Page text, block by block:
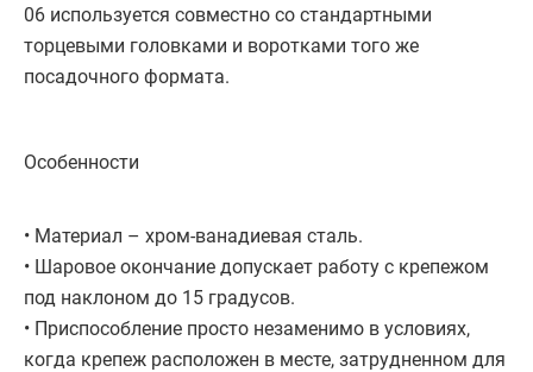
06 используется совместно со стандартными
торцевыми головками и воротками того же
посадочного формата.
Особенности
• Материал – хром-ванадиевая сталь.
• Шаровое окончание допускает работу с крепежом
под наклоном до 15 градусов.
• Приспособление просто незаменимо в условиях,
когда крепеж расположен в месте, затрудненном для